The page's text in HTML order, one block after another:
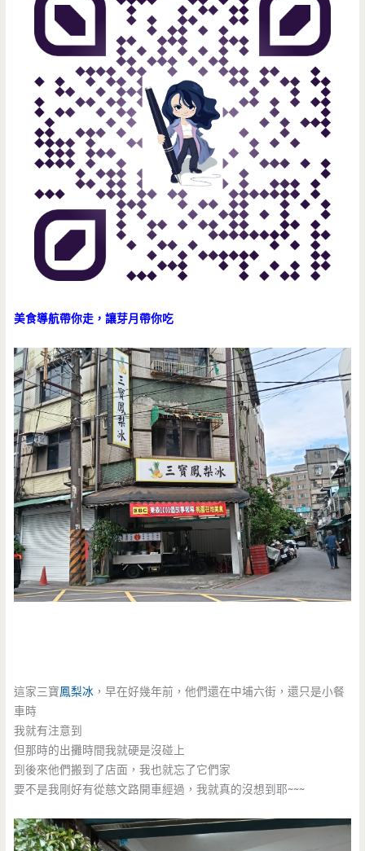
美食導航帶你走，讓芽月帶你吃
這家三寶鳳梨冰 ，早在好幾年前，他們還在中埔六街，還只是小餐
車時
我就有注意到
但那時的出攤時間我就硬是沒碰上
到後來他們搬到了店面，我也就忘了它們家
要不是我剛好有從慈文路開車經過，我就真的沒想到耶~~~